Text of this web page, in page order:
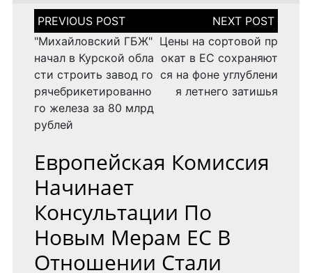
Н
а
в
и
а
ц
и
я
п
з
а
п
и
с
м
"Михайловский ГБЖ"
начал в Курской обла
сти строить завод го
рячебрикетированно
го железа за 80 млрд
рублей
Цены на сортовой пр
окат в ЕС сохраняют
ся на фоне углублени
я летнего затишья
Европейская Комиссия
Начинает
Консультации По
Новым Мерам ЕС В
Отношении Стали